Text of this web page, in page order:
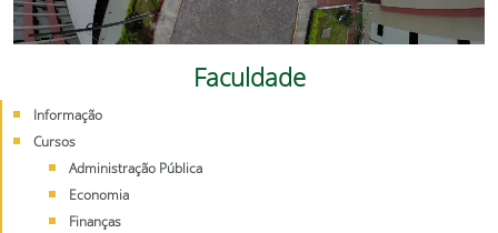
Faculdade
Informação
Cursos
Administração Pública
Economia
Finanças